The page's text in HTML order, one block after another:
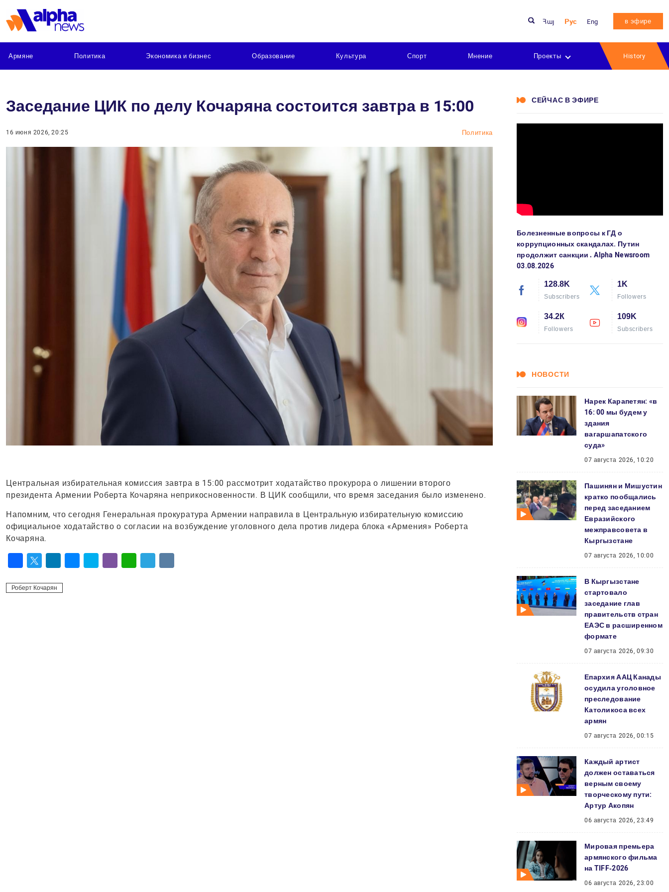
Հայ Рус Eng в эфире
Армяне Политика Экономика и бизнес Образование Культура Спорт Мнение Проекты History
Заседание ЦИК по делу Кочаряна состоится завтра в 15:00
16 июня 2026, 20:25 Политика
Центральная избирательная комиссия завтра в 15:00 рассмотрит ходатайство прокурора о лишении второго
президента Армении Роберта Кочаряна неприкосновенности. В ЦИК сообщили, что время заседания было изменено.
Напомним, что сегодня Генеральная прокуратура Армении направила в Центральную избирательную комиссию
официальное ходатайство о согласии на возбуждение уголовного дела против лидера блока «Армения» Роберта
Кочаряна.
Роберт Кочарян
СЕЙЧАС В ЭФИРЕ
Болезненные вопросы к ГД о
коррупционных скандалах. Путин
продолжит санкции․ Alpha Newsroom
03.08.2026
128.8K
Subscribers
1K
Followers
34.2К
Followers
109K
Subscribers
НОВОСТИ
Нарек Карапетян: «в
16: 00 мы будем у
здания
вагаршапатского
суда»
07 августа 2026, 10:20
Пашинян и Мишустин
кратко пообщались
перед заседанием
Евразийского
межправсовета в
Кыргызстане
07 августа 2026, 10:00
В Кыргызстане
стартовало
заседание глав
правительств стран
ЕАЭС в расширенном
формате
07 августа 2026, 09:30
Епархия ААЦ Канады
осудила уголовное
преследование
Католикоса всех
армян
07 августа 2026, 00:15
Каждый артист
должен оставаться
верным своему
творческому пути:
Артур Акопян
06 августа 2026, 23:49
Мировая премьера
армянского фильма
на TIFF‑2026
06 августа 2026, 23:00